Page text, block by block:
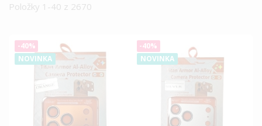
Položky 1 -40 z 2670
-40%
NOVINKA
-40%
NOVINKA